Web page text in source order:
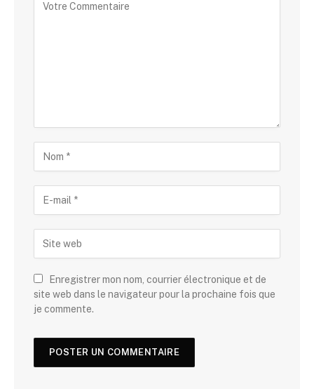
Enregistrer mon nom, courrier électronique et de
site web dans le navigateur pour la prochaine fois que
je commente.